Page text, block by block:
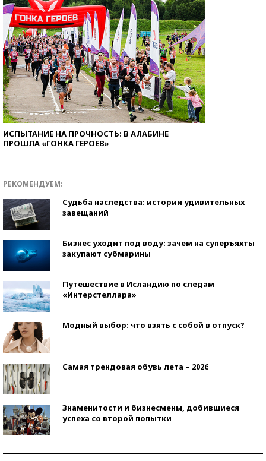
ИСПЫТАНИЕ НА ПРОЧНОСТЬ: В АЛАБИНЕ
ПРОШЛА «ГОНКА ГЕРОЕВ»
РЕКОМЕНДУЕМ:
Судьба наследства: истории удивительных
завещаний
Бизнес уходит под воду: зачем на суперъяхты
закупают субмарины
Путешествие в Исландию по следам
«Интерстеллара»
Модный выбор: что взять с собой в отпуск?
Самая трендовая обувь лета – 2026
Знаменитости и бизнесмены, добившиеся
успеха со второй попытки